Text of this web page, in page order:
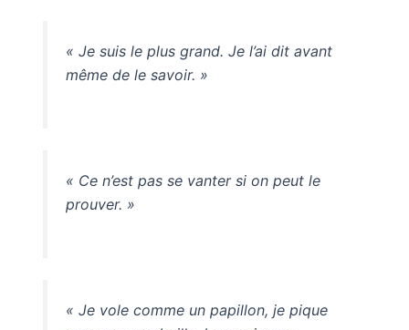
« Je suis le plus grand. Je l’ai dit avant
même de le savoir. »
« Ce n’est pas se vanter si on peut le
prouver. »
« Je vole comme un papillon, je pique